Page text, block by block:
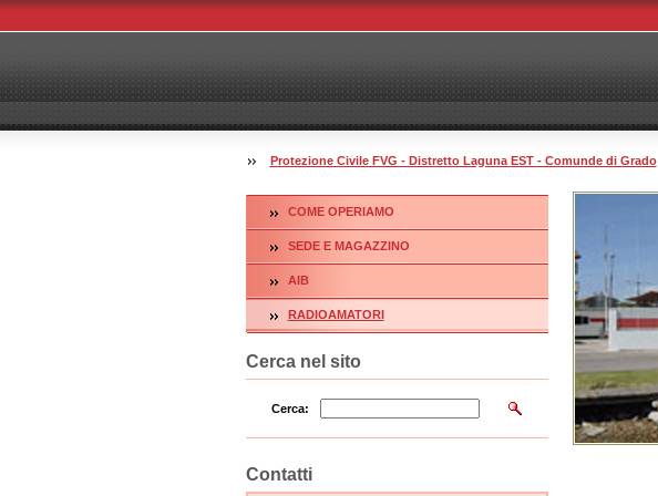
Protezione Civile FVG - Distretto Laguna EST - Comunde di Grado
COME OPERIAMO
SEDE E MAGAZZINO
AIB
RADIOAMATORI
Cerca nel sito
Cerca:
Contatti